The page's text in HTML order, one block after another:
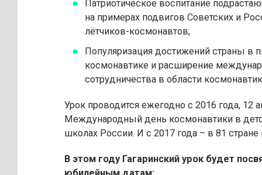
Патриотическое воспитание
на примерах подвигов Советских и
лётчиков-космонавтов;
Популяризация достижений страны в
космонавтике и расширение
сотрудничества в области
Урок проводится ежегодно с 2016 года, 12
Международный день космонавтики в
школах России. И с 2017 года – в 81 стране
В этом году Гагаринский урок будет